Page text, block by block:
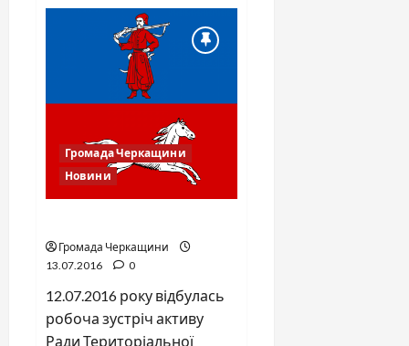
для
влади
Черкас
Громада Черкащини
Новини
Громада Черкащини
13.07.2016
0
12.07.2016 року відбулась
робоча зустріч активу
Ради Територіальної